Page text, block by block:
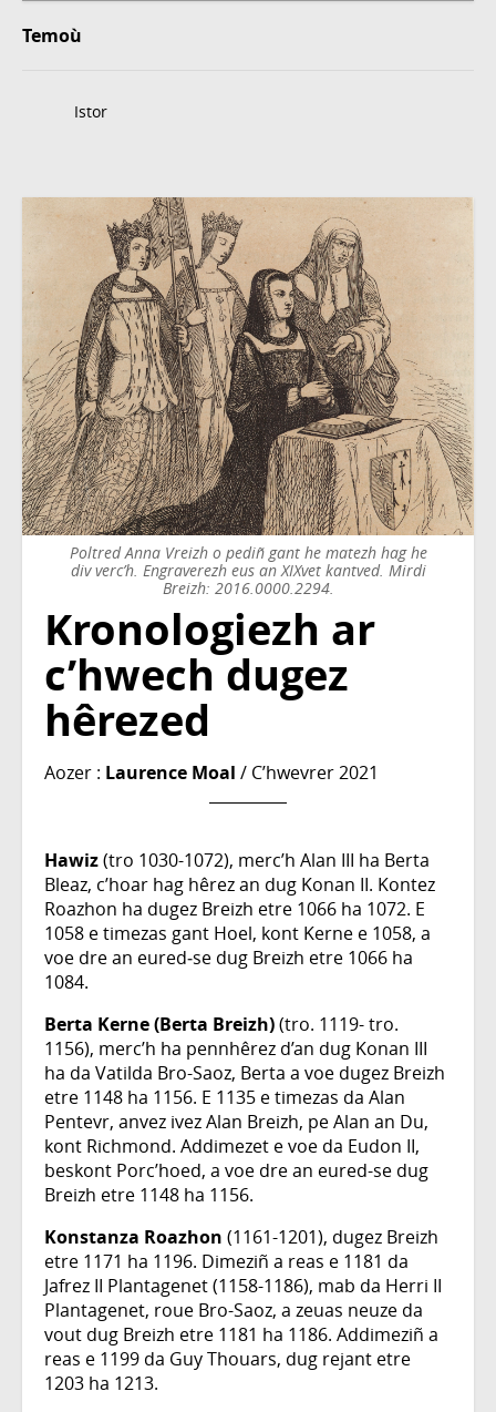
Temoù
Istor
Poltred Anna Vreizh o pediñ gant he matezh hag he
div verc’h. Engraverezh eus an XIXvet kantved. Mirdi
Breizh: 2016.0000.2294.
Kronologiezh ar
c’hwech dugez
hêrezed
Aozer : Laurence Moal / C’hwevrer 2021
Hawiz(tro 1030-1072), merc’h Alan III ha Berta
Bleaz, c’hoar hag hêrez an dug Konan II. Kontez
Roazhon ha dugez Breizh etre 1066 ha 1072. E
1058 e timezas gant Hoel, kont Kerne e 1058, a
voe dre an eured‑se dug Breizh etre 1066 ha
1084.
Berta Kerne (Berta Breizh)(tro. 1119- tro.
1156), merc’h ha pennhêrez d’an dug Konan III
ha da Vatilda Bro-Saoz, Berta a voe dugez Breizh
etre 1148 ha 1156. E 1135 e timezas da Alan
Pentevr, anvez ivez Alan Breizh, pe Alan an Du,
kont Richmond. Addimezet e voe da Eudon II,
beskont Porc’hoed, a voe dre an eured-se dug
Breizh etre 1148 ha 1156.
Konstanza Roazhon (1161-1201), dugez Breizh
etre 1171 ha 1196. Dimeziñ a reas e 1181 da
Jafrez II Plantagenet (1158-1186), mab da Herri II
Plantagenet, roue Bro-Saoz, a zeuas neuze da
vout dug Breizh etre 1181 ha 1186. Addimeziñ a
reas e 1199 da Guy Thouars, dug rejant etre
1203 ha 1213.